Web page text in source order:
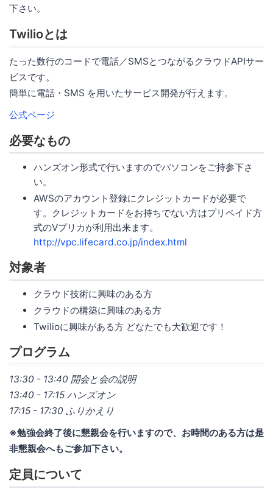
下さい。
Twilioとは
たった数行のコードで電話／SMSとつながるクラウドAPIサー
ビスです。
簡単に電話・SMS を用いたサービス開発が行えます。
公式ページ
必要なもの
ハンズオン形式で行いますのでパソコンをご持参下さ
い。
AWSのアカウント登録にクレジットカードが必要で
す。クレジットカードをお持ちでない方はプリペイド方
式のVプリカが利用出来ます。
http://vpc.lifecard.co.jp/index.html
対象者
クラウド技術に興味のある方
クラウドの構築に興味のある方
Twilioに興味がある方 どなたでも大歓迎です！
プログラム
13:30 - 13:40 開会と会の説明
13:40 - 17:15 ハンズオン
17:15 - 17:30 ふりかえり
※勉強会終了後に懇親会を行いますので、お時間のある方は是
非懇親会へもご参加下さい。
定員について